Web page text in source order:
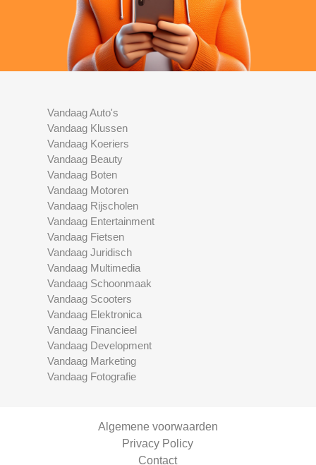
Vandaag Auto's
Vandaag Klussen
Vandaag Koeriers
Vandaag Beauty
Vandaag Boten
Vandaag Motoren
Vandaag Rijscholen
Vandaag Entertainment
Vandaag Fietsen
Vandaag Juridisch
Vandaag Multimedia
Vandaag Schoonmaak
Vandaag Scooters
Vandaag Elektronica
Vandaag Financieel
Vandaag Development
Vandaag Marketing
Vandaag Fotografie
Algemene voorwaarden
Privacy Policy
Contact